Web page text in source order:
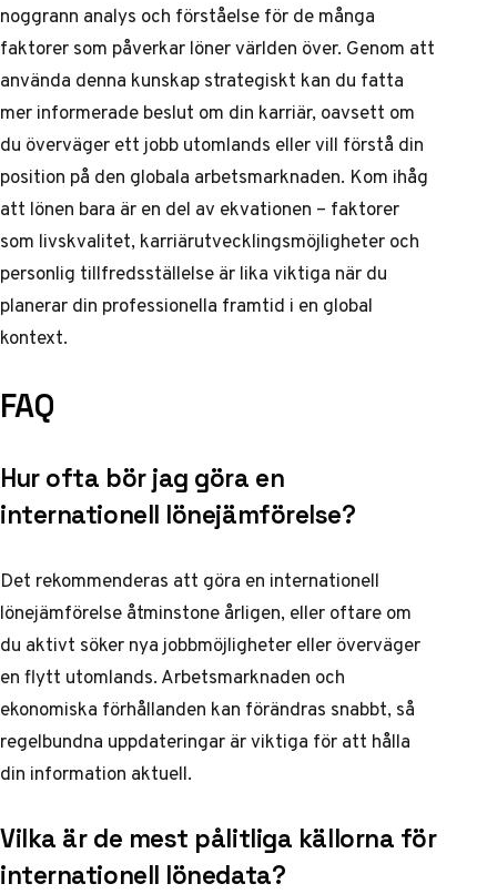
noggrann analys och förståelse för de många
faktorer som påverkar löner världen över. Genom att
använda denna kunskap strategiskt kan du fatta
mer informerade beslut om din karriär, oavsett om
du överväger ett jobb utomlands eller vill förstå din
position på den globala arbetsmarknaden. Kom ihåg
att lönen bara är en del av ekvationen – faktorer
som livskvalitet, karriärutvecklingsmöjligheter och
personlig tillfredsställelse är lika viktiga när du
planerar din professionella framtid i en global
kontext.
FAQ
Hur ofta bör jag göra en
internationell lönejämförelse?
Det rekommenderas att göra en internationell
lönejämförelse åtminstone årligen, eller oftare om
du aktivt söker nya jobbmöjligheter eller överväger
en flytt utomlands. Arbetsmarknaden och
ekonomiska förhållanden kan förändras snabbt, så
regelbundna uppdateringar är viktiga för att hålla
din information aktuell.
Vilka är de mest pålitliga källorna för
internationell lönedata?